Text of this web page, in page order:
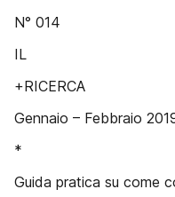
N° 014
IL
+RICERCA
Gennaio – Febbraio
*
Guida pratica su come